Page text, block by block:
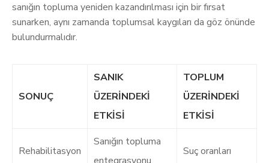
sanığın topluma yeniden kazandırılması için bir fırsat
sunarken, aynı zamanda toplumsal kaygıları da göz önünde
bulundurmalıdır.
SONUÇ
SANIK
ÜZERINDEKI
ETKISI
TOPLUM
ÜZERINDEKI
ETKISI
Rehabilitasyon
Sanığın topluma
Suç oranları